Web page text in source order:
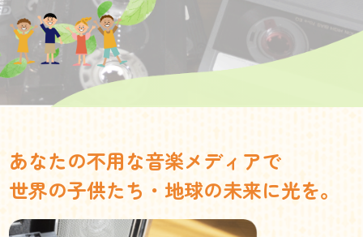
あなたの不用な音楽メディアで
世界の子供たち・地球の未来に光を。